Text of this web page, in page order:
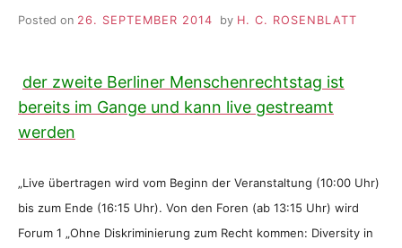
Posted on 26. SEPTEMBER 2014 by H. C. ROSENBLATT
der zweite Berliner Menschenrechtstag ist
bereits im Gange und kann live gestreamt
werden
„Live übertragen wird vom Beginn der Veranstaltung (10:00 Uhr)
bis zum Ende (16:15 Uhr). Von den Foren (ab 13:15 Uhr) wird
Forum 1 „Ohne Diskriminierung zum Recht kommen: Diversity in